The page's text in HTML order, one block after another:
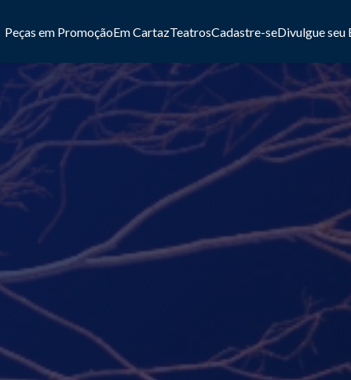
Peças em PromoçãoEm CartazTeatrosCadastre-seDivulgue seu